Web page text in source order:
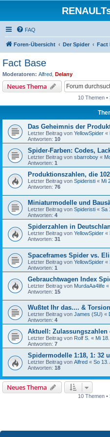
FAQ
Foren-Übersicht Der Spider Fact
Fact Base
Moderatoren: Alfred Delany
Neues Thema
10 Themen •
Das Geheimnis der
Letzter Beitrag von YellowSpider «
Antworten: 10
Spider-Farben: Codes,
Letzter Beitrag von sbarroboy «
Antworten: 1
Produktionszahlen, die
Letzter Beitrag von Spideristi « Mi
Antworten: 76
Miniaturmodelle und
Letzter Beitrag von Spideristi « Sa
Antworten: 4
Spiderzahlen in
Letzter Beitrag von YellowSpider «
Antworten: 31
Spaceframes Spider vs.
Letzter Beitrag von YellowSpider «
Antworten: 1
Gebrauchtwagen Index
Letzter Beitrag von MurdaAa4life «
Antworten: 15
Wußtet Ihr das.... &
Letzter Beitrag von James (SU) «
Antworten: 4
Aktuell:
Letzter Beitrag von Rolf S. « Mi
Antworten: 7
Spidermodelle 1:18, 1: 32
Letzter Beitrag von Alfred « So 13.
Antworten: 18
Neues Thema
10 Themen •